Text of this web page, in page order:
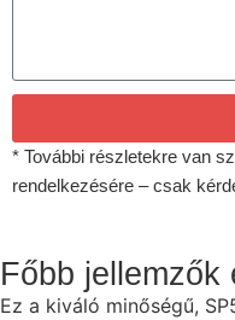
* További részletekre van
rendelkezésére – csak
Főbb jellemzők
Ez a kiváló minőségű,